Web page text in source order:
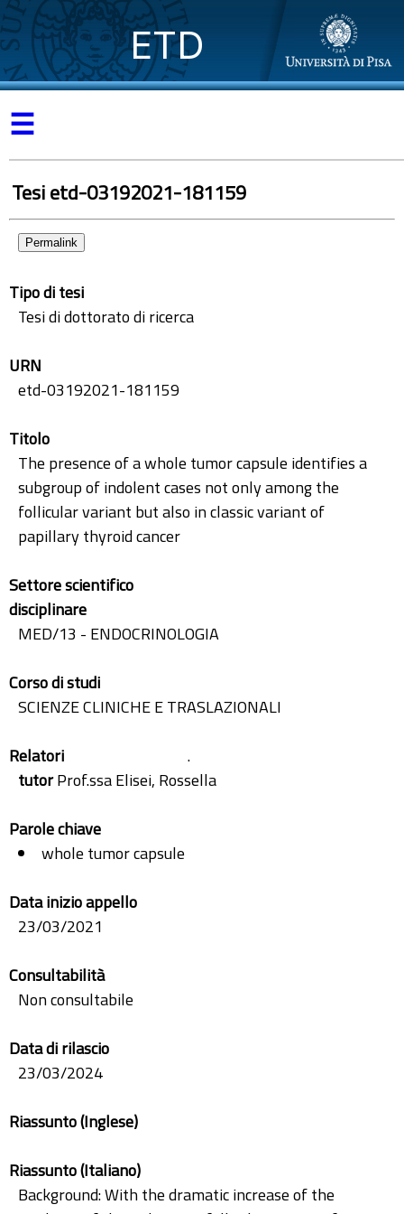
ETD
☰
Tesi etd-03192021-181159
Permalink
Tipo di tesi
Tesi di dottorato di ricerca
URN
etd-03192021-181159
Titolo
The presence of a whole tumor capsule identifies a
subgroup of indolent cases not only among the
follicular variant but also in classic variant of
papillary thyroid cancer
Settore scientifico
disciplinare
MED/13 - ENDOCRINOLOGIA
Corso di studi
SCIENZE CLINICHE E TRASLAZIONALI
Relatori
.
tutorProf.ssa Elisei, Rossella
Parole chiave
whole tumor capsule
Data inizio appello
23/03/2021
Consultabilità
Non consultabile
Data di rilascio
23/03/2024
Riassunto (Inglese)
Riassunto (Italiano)
Background: With the dramatic increase of the